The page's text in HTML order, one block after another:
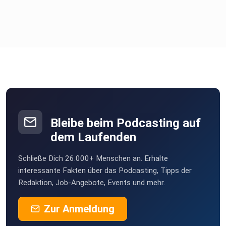
LinkedIn: https://www.linkedin.com/in/nadinemehlis/
Newsletter: https://nadinemehlis.de/newsletter/
Bleibe beim Podcasting auf
dem Laufenden
Schließe Dich 26.000+ Menschen an. Erhalte
interessante Fakten über das Podcasting, Tipps der
Redaktion, Job-Angebote, Events und mehr.
Zur Anmeldung